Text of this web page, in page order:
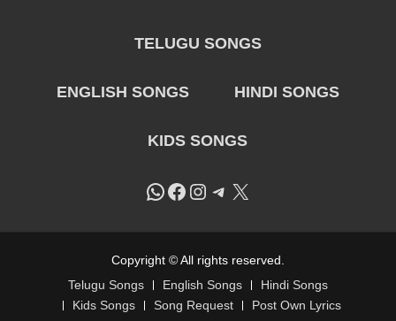
TELUGU SONGS
ENGLISH SONGS HINDI SONGS
KIDS SONGS
WhatsApp
Facebook
Instagram
Telegram
X
Copyright © All rights reserved.
Telugu Songs
English Songs
Hindi Songs
Kids Songs
Song Request
Post Own Lyrics